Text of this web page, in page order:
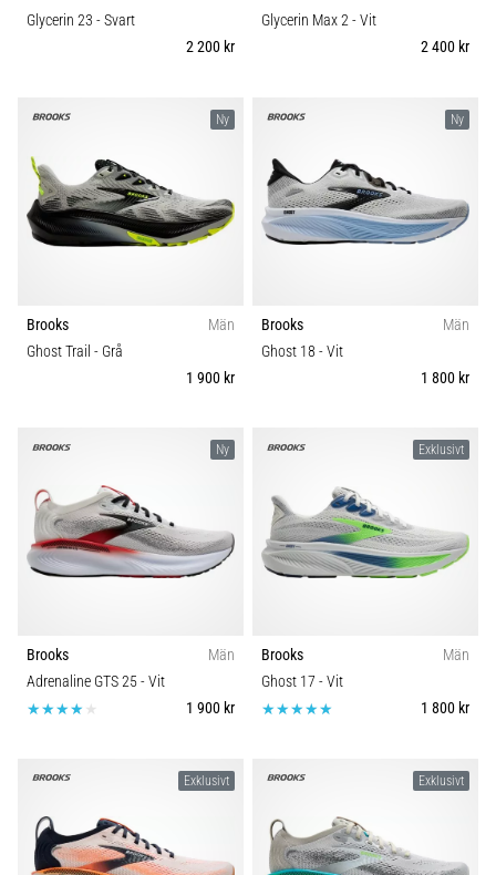
Glycerin 23 - Svart
2 200 kr
Glycerin Max 2- Vit
2 400 kr
Ny
Brooks
Män
Ghost Trail - Grå
1 900 kr
Ny
Brooks
Män
Ghost 18 - Vit
1 800 kr
Ny
Brooks
Män
Adrenaline GTS 25- Vit
1 900 kr
Exklusivt
Brooks
Män
Ghost 17 - Vit
1 800 kr
Exklusivt Exklusivt